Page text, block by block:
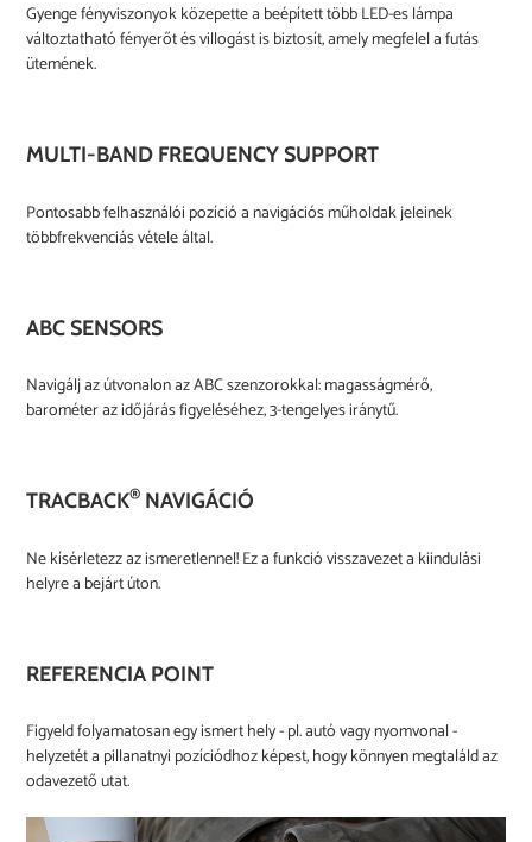
Gyenge fényviszonyok közepette a beépített több LED-es lámpa
változtatható fényerőt és villogást is biztosít, amely megfelel a futás
ütemének.
MULTI-BAND FREQUENCY SUPPORT
Pontosabb felhasználói pozíció a navigációs műholdak jeleinek
többfrekvenciás vétele által.
ABC SENSORS
Navigálj az útvonalon az ABC szenzorokkal: magasságmérő,
barométer az időjárás figyeléséhez, 3-tengelyes iránytű.
TRACBACK® NAVIGÁCIÓ
Ne kísérletezz az ismeretlennel! Ez a funkció visszavezet a kiindulási
helyre a bejárt úton.
REFERENCIA POINT
Figyeld folyamatosan egy ismert hely - pl. autó vagy nyomvonal -
helyzetét a pillanatnyi pozíciódhoz képest, hogy könnyen megtaláld az
odavezető utat.